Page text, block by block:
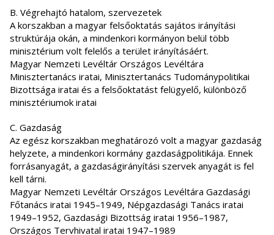
B. Végrehajtó hatalom, szervezetek
A korszakban a magyar felsőoktatás sajátos irányítási
struktúrája okán, a mindenkori kormányon belül több
minisztérium volt felelős a terület irányításáért.
Magyar Nemzeti Levéltár Országos Levéltára
Minisztertanács iratai, Minisztertanács Tudománypolitikai
Bizottsága iratai és a felsőoktatást felügyelő, különböző
minisztériumok iratai
C. Gazdaság
Az egész korszakban meghatározó volt a magyar gazdaság
helyzete, a mindenkori kormány gazdaságpolitikája. Ennek
forrásanyagát, a gazdaságirányítási szervek anyagát is fel
kell tárni.
Magyar Nemzeti Levéltár Országos Levéltára Gazdasági
Főtanács iratai 1945–1949, Népgazdasági Tanács iratai
1949–1952, Gazdasági Bizottság iratai 1956–1987,
Országos Tervhivatal iratai 1947–1989